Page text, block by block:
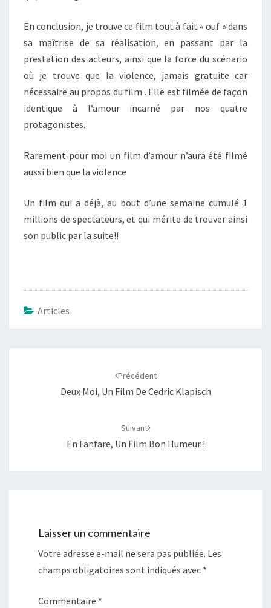
En conclusion, je trouve ce film tout à fait « ouf » dans
sa maîtrise de sa réalisation, en passant par la
prestation des acteurs, ainsi que la force du scénario
où je trouve que la violence, jamais gratuite car
nécessaire au propos du film . Elle est filmée de façon
identique à l’amour incarné par nos quatre
protagonistes.
Rarement pour moi un film d’amour n’aura été filmé
aussi bien que la violence
Un film qui a déjà, au bout d’une semaine cumulé 1
millions de spectateurs, et qui mérite de trouver ainsi
son public par la suite!!
Articles
Précédent
Deux Moi, Un Film De Cedric Klapisch
Suivant
En Fanfare, Un Film Bon Humeur !
Laisser un commentaire
Votre adresse e-mail ne sera pas publiée. Les
champs obligatoires sont indiqués avec *
Commentaire *